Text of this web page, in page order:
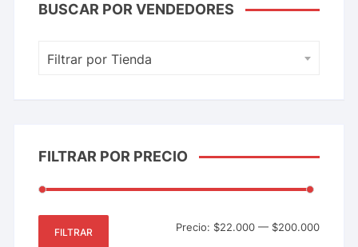
BUSCAR POR VENDEDORES
Filtrar por Tienda
FILTRAR POR PRECIO
FILTRAR Precio: $22.000— $200.000